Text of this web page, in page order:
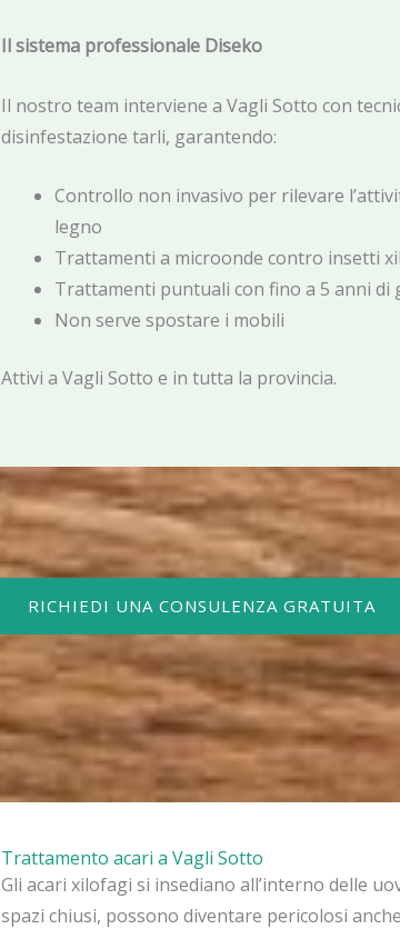
Il sistema professionale Diseko
Il nostro team interviene a Vagli Sotto con
disinfestazione tarli, garantendo:
Controllo non invasivo per rilevare
legno
Trattamenti a microonde contro insetti
Trattamenti puntuali con fino a 5 anni di
Non serve spostare i mobili
Attivi a Vagli Sotto e in tutta la provincia.
RICHIEDI UNA CONSULENZA GRATUITA
Trattamento acari a Vagli Sotto
Gli acari xilofagi si insediano all’interno delle
spazi chiusi, possono diventare pericolosi